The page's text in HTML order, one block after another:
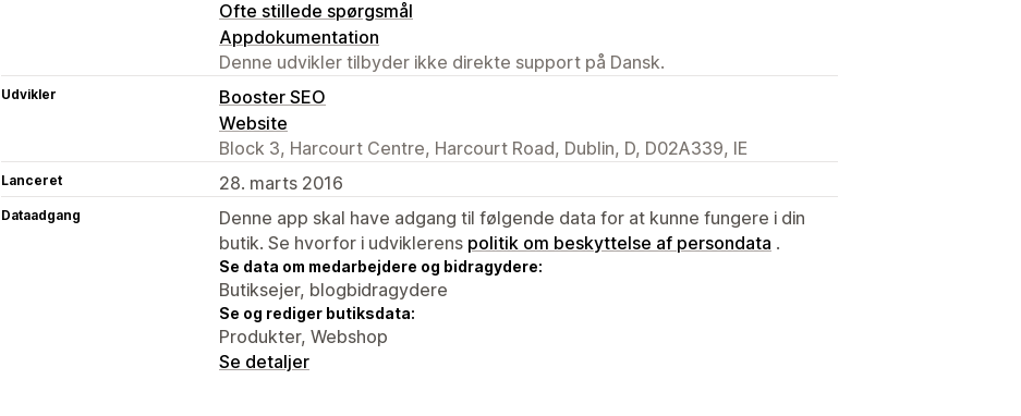
Ofte stillede spørgsmål
Appdokumentation
Denne udvikler tilbyder ikke direkte support på Dansk.
Udvikler
Booster SEO
Website
Block 3, Harcourt Centre, Harcourt Road, Dublin, D, D02A339, IE
Lanceret 28. marts 2016
Dataadgang
Denne app skal have adgang til følgende data for at kunne fungere i din
butik. Se hvorfor i udviklerens politik om beskyttelse af persondata .
Se data om medarbejdere og bidragydere:
Butiksejer, blogbidragydere
Se og rediger butiksdata:
Produkter, Webshop
Se detaljer